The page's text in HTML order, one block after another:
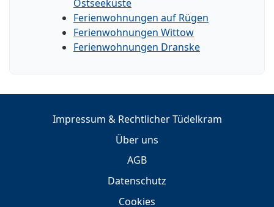
Ostseeküste
Ferienwohnungen auf Rügen
Ferienwohnungen Wittow
Ferienwohnungen Dranske
Impressum & Rechtlicher Tüdelkram
Über uns
AGB
Datenschutz
Cookies